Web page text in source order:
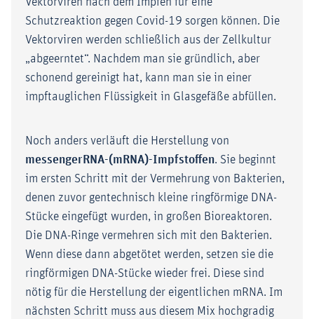
Schutzreaktion gegen Covid-19 sorgen können. Die
Vektorviren werden schließlich aus der Zellkultur
„abgeerntet“. Nachdem man sie gründlich, aber
schonend gereinigt hat, kann man sie in einer
impftauglichen Flüssigkeit in Glasgefäße abfüllen.
Noch anders verläuft die Herstellung von
messengerRNA-(mRNA)-Impfstoffen. Sie beginnt
im ersten Schritt mit der Vermehrung von Bakterien,
denen zuvor gentechnisch kleine ringförmige DNA-
Stücke eingefügt wurden, in großen Bioreaktoren.
Die DNA-Ringe vermehren sich mit den Bakterien.
Wenn diese dann abgetötet werden, setzen sie die
ringförmigen DNA-Stücke wieder frei. Diese sind
nötig für die Herstellung der eigentlichen mRNA. Im
nächsten Schritt muss aus diesem Mix hochgradig